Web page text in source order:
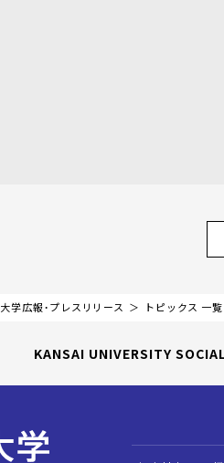
大学広報・プレスリリース トピックス 一覧
KANSAI UNIVERSITY